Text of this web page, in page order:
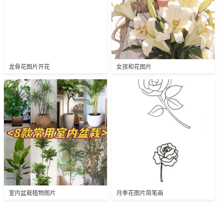
龙骨花图片开花 女孩和花图片
室内盆栽植物图片 月季花图片简笔画